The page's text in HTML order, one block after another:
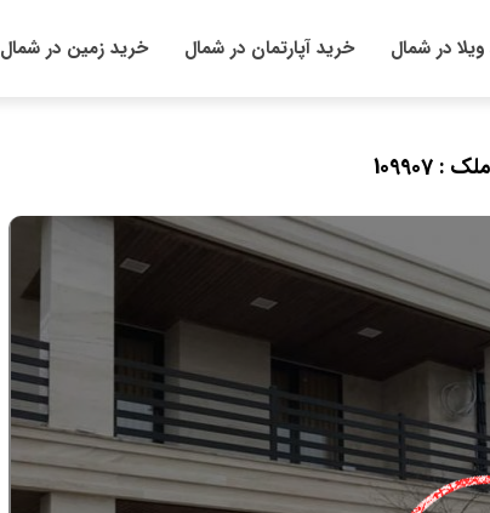
در شمال خرید آپارتمان در شمال خرید زمین در شمال
: 109907